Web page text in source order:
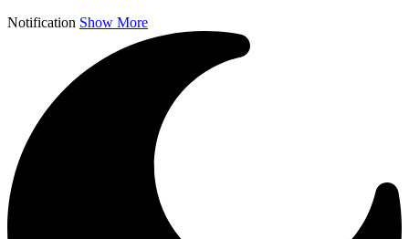
Notification Show More